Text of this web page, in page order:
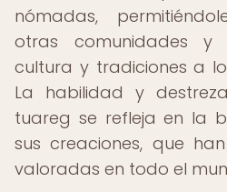
nómadas,
otras comunidades y
cultura y tradiciones a
La habilidad y
tuareg se refleja en la
sus creaciones, que
valoradas en todo el